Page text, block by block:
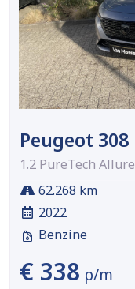
Peugeot 308
1.2 PureTech Allure
62.268 km
2022
Benzine
€ 338 p/m